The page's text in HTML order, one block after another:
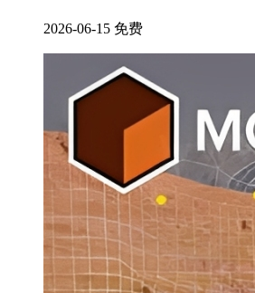
2026-06-15 免费